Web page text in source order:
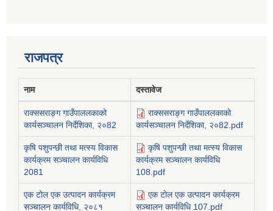
राजपत्र
नाम दस्तावेज
राक्ससराङ्ग गाउँपाललकाको
कार्यसञ्चालन निर्देशिका, २०82
राक्ससराङ्ग गाउँपाललकाको
कार्यसञ्चालन निर्देशिका, २०82.pdf
कृषि पशुपन्छी तथा मत्स्य विकास
कार्यक्रम सञ्चालन कार्यविधि
2081
कृषि पशुपन्छी तथा मत्स्य विकास
कार्यक्रम सञ्चालन कार्यविधि
108.pdf
एक टोल एक उत्पादन कार्यक्रम
सञ्चालन कार्यविधि, २०८१
एक टोल एक उत्पादन कार्यक्रम
सञ्चालन कार्यविधि 107.pdf